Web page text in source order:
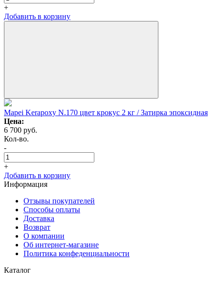
+
Добавить в корзину
Mapei Kerapoxy N.170 цвет крокус 2 кг / Затирка эпоксидная
Цена:
6 700 руб.
Кол-во.
-
+
Добавить в корзину
Информация
Отзывы покупателей
Способы оплаты
Доставка
Возврат
О компании
Об интернет-магазине
Политика конфеденциальности
Каталог